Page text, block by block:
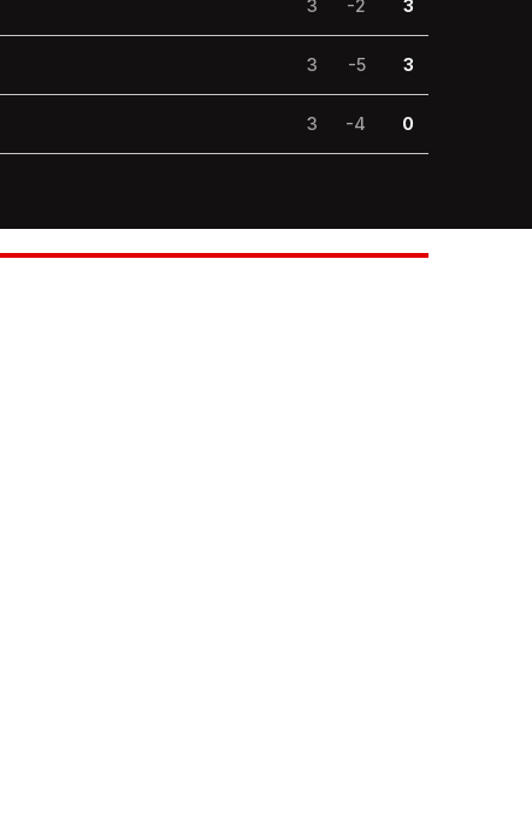
3 -2 3
3 -5 3
3 -4 0